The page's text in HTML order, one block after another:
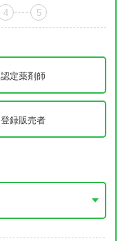
4 5
認定薬剤師
登録販売者